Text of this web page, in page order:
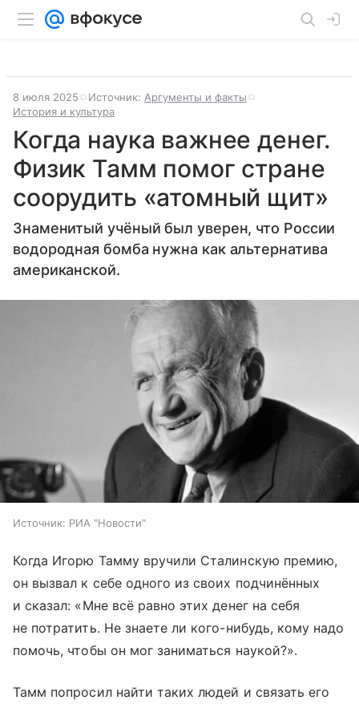
8 июля 2025 Источник: Аргументы и факты
История и культура
Когда наука важнее денег.
Физик Тамм помог стране
соорудить «атомный щит»
Знаменитый учёный был уверен, что России
водородная бомба нужна как альтернатива
американской.
Источник: РИА "Новости"
Когда Игорю Тамму вручили Сталинскую премию,
он вызвал к себе одного из своих подчинённых
и сказал: «Мне всё равно этих денег на себя
не потратить. Не знаете ли кого-нибудь, кому надо
помочь, чтобы он мог заниматься наукой?».
Тамм попросил найти таких людей и связать его